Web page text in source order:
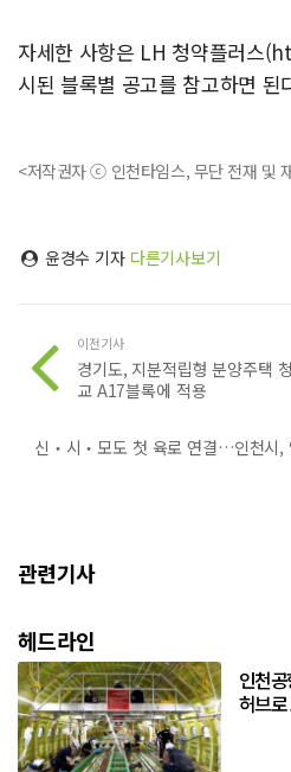
자세한 사항은 LH 청약플러
시된 블록별 공고를 참고하면 된
<저작권자 ⓒ 인천타임스, 무단 전재 및
윤경수 기자 다른기사보기
이전기사
경기도, 지분적립형 분양주택
교 A17블록에 적용
신‧시‧모도 첫 육로 연결…인천시,
관련기사
헤드라인
인천
허브